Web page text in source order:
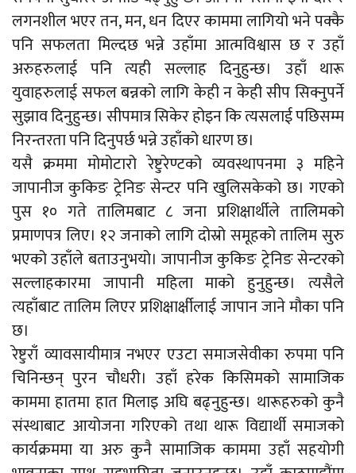
लगनशील भएर तन, मन, धन दिएर काममा लागियो भने पक्कै
पनि सफलता मिल्दछ भन्ने उहाँमा आत्मविश्वास छ र उहाँ
अरुहरुलाई पनि त्यही सल्लाह दिनुहुन्छ। उहाँ थारू
युवाहरुलाई सफल बन्नको लागि केही न केही सीप सिक्नुपर्ने
सुझाव दिनुहुन्छ। सीपमात्र सिकेर होइन कि त्यसलाई पछिसम्म
निरन्तरता पनि दिनुपर्छ भन्ने उहाँको धारण छ।
यसै क्रममा मोमोटारो रेष्टुरेण्टको व्यवस्थापनमा ३ महिने
जापानीज कुकिङ ट्रेनिङ सेन्टर पनि खुलिसकेको छ। गएको
पुस १० गते तालिमबाट ८ जना प्रशिक्षार्थीले तालिमको
प्रमाणपत्र लिए। १२ जनाको लागि दोस्रो समूहको तालिम सुरु
भएको उहाँले बताउनुभयो। जापानीज कुकिङ ट्रेनिङ सेन्टरको
सल्लाहकारमा जापानी महिला माको हुनुहुन्छ। त्यसैले
त्यहाँबाट तालिम लिएर प्रशिक्षार्क्षीलाई जापान जाने मौका पनि
छ।
रेष्टुराँ व्यावसायीमात्र नभएर एउटा समाजसेवीका रुपमा पनि
चिनिन्छन् पुरन चौधरी। उहाँ हरेक किसिमको सामाजिक
काममा हातमा हात मिलाइ अघि बढ्नुहुन्छ। थारूहरुको कुनै
संस्थाबाट आयोजना गरिएको तथा थारू विद्यार्थी समाजको
कार्यक्रममा या अरु कुनै सामाजिक काममा उहाँ सहयोगी